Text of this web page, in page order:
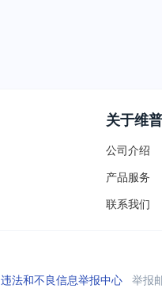
关于维普
公司介绍
产品服务
联系我们
违法和不良信息举报中心举报